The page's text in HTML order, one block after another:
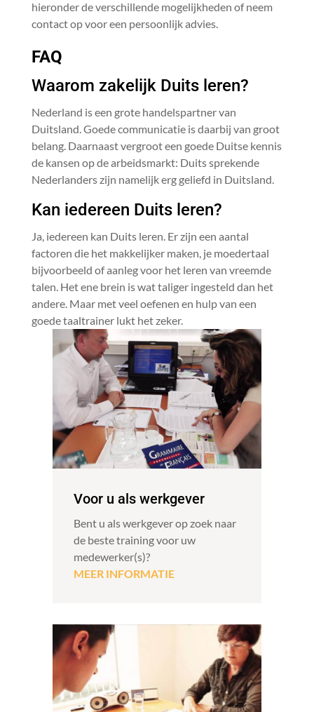
hieronder de verschillende mogelijkheden of neem
contact op voor een persoonlijk advies.
FAQ
Waarom zakelijk Duits leren?
Nederland is een grote handelspartner van
Duitsland. Goede communicatie is daarbij van groot
belang. Daarnaast vergroot een goede Duitse kennis
de kansen op de arbeidsmarkt: Duits sprekende
Nederlanders zijn namelijk erg geliefd in Duitsland.
Kan iedereen Duits leren?
Ja, iedereen kan Duits leren. Er zijn een aantal
factoren die het makkelijker maken, je moedertaal
bijvoorbeeld of aanleg voor het leren van vreemde
talen. Het ene brein is wat taliger ingesteld dan het
andere. Maar met veel oefenen en hulp van een
goede taaltrainer lukt het zeker.
Voor u als werkgever
Bent u als werkgever op zoek naar
de beste training voor uw
medewerker(s)?
MEER INFORMATIE